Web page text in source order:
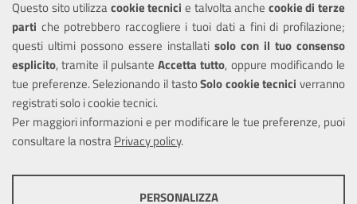
Questo sito utilizzacookie tecnicie talvolta anche cookie di terze
parti che potrebbero raccogliere i tuoi dati a fini di profilazione;
questi ultimi possono essere installati solo con il tuo consenso
esplicito, tramite il pulsante Accetta tutto, oppure modificando le
tue preferenze. Selezionando il tastoSolo cookie tecnici verranno
registrati solo i cookie tecnici.
Per maggiori informazioni e per modificare le tue preferenze, puoi
consultare la nostraPrivacy policy.
PERSONALIZZA
Amministrazione trasparente
Informativa privacy
Note legali
Piano di miglioramento del sito
Dichiarazione di accessibilità